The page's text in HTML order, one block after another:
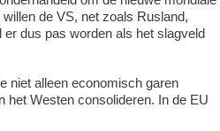
de VS, net zoals Rusland,
dus pas worden als het slagveld
niet alleen economisch garen
het Westen consolideren. In de EU